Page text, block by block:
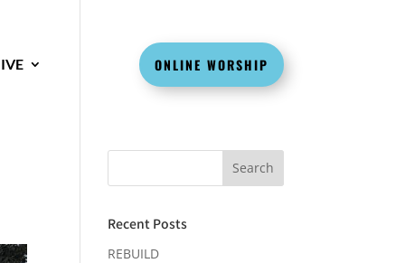
ONLINE WORSHIP
Recent Posts
REBUILD